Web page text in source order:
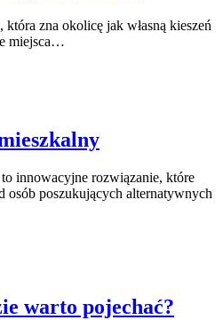
zna okolicę jak własną kieszeń
miejsca…
innowacyjne rozwiązanie, które
osób poszukujących alternatywnych
warto pojechać?